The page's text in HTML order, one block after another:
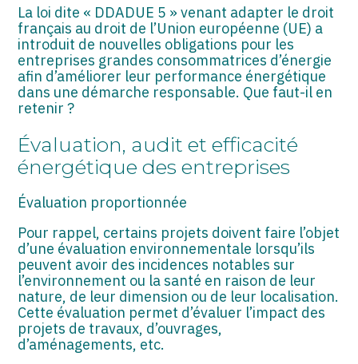
PARTICULIERS
EXPATRIÉ NON RÉSIDANT
IMPATRIÉ / EXPATRIÉ
ASSOCIATIONS
START-UP
SECTEUR AUDIOVISUEL
électronique
La loi dite « DDADUE 5 » venant adapter le droit
français au droit de l’Union européenne (UE) a
introduit de nouvelles obligations pour les
entreprises grandes consommatrices d’énergie
afin d’améliorer leur performance énergétique
dans une démarche responsable. Que faut-il en
retenir ?
Évaluation, audit et efficacité
énergétique des entreprises
Évaluation proportionnée
Pour rappel, certains projets doivent faire l’objet
d’une évaluation environnementale lorsqu’ils
peuvent avoir des incidences notables sur
l’environnement ou la santé en raison de leur
nature, de leur dimension ou de leur localisation.
Cette évaluation permet d’évaluer l’impact des
projets de travaux, d’ouvrages,
d’aménagements, etc.